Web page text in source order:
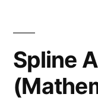
Spline